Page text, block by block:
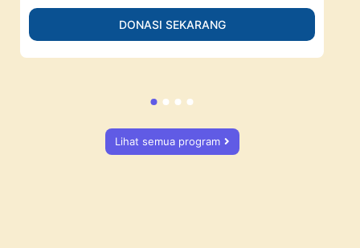
DONASI SEKARANG
Lihat semua program